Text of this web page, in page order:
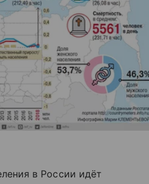
в России идёт